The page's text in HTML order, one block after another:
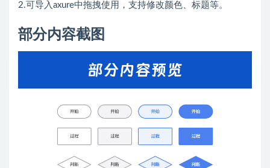
2.可导入axure中拖拽使用，支持修改颜色、标题等。
部分内容截图